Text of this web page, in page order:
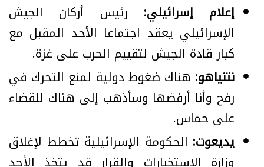
إعلام إسرائيلي: رئيس أركان الجيش
الإسرائيلي يعقد اجتماعا الأحد المقبل مع
كبار قادة الجيش لتقييم الحرب على غزة.
نتنياهو: هناك ضغوط دولية لمنع التحرك في
رفح وأنا أرفضها وسأذهب إلى هناك للقضاء
على حماس.
يديعوت: الحكومة الإسرائيلية تخطط لإغلاق
وزارة الاستخبارات والقرار قد يتخذ الأحد